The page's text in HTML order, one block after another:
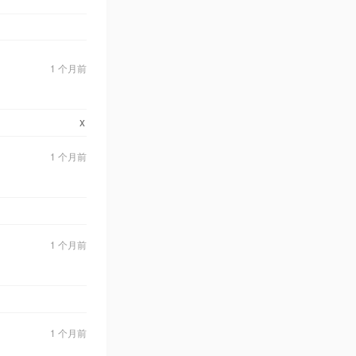
1 个月前
x
1 个月前
1 个月前
1 个月前